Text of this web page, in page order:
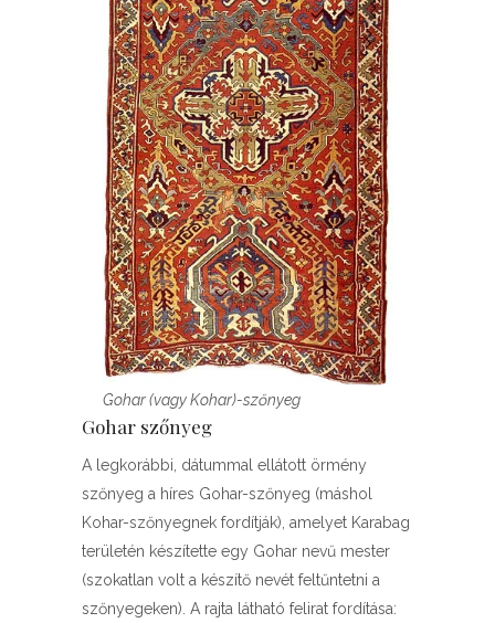
Gohar (vagy Kohar)-szőnyeg
Gohar szőnyeg
A legkorábbi, dátummal ellátott örmény
szőnyeg a híres Gohar-szőnyeg (máshol
Kohar-szőnyegnek fordítják), amelyet Karabag
területén készítette egy Gohar nevű mester
(szokatlan volt a készítő nevét feltűntetni a
szőnyegeken). A rajta látható felirat fordítása: